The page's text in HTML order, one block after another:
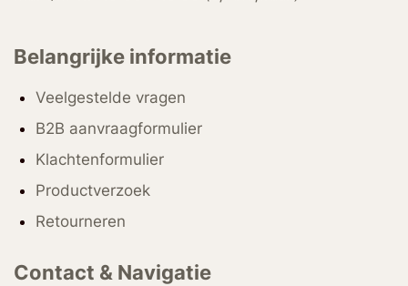
Belangrijke informatie
Veelgestelde vragen
B2B aanvraagformulier
Klachtenformulier
Productverzoek
Retourneren
Contact & Navigatie